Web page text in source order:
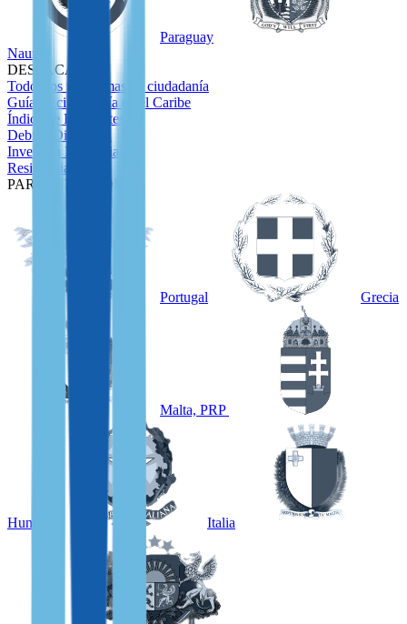
Paraguay
Nauru
DESTACADOS
Todos los programas de ciudadanía
Guía de ciudadanía en el Caribe
Índice de Pasaportes
Debida Diligencia
Inversión Inmobiliaria
Residencia
PARA INVERSORES
Portugal Grecia
Malta, PRP
Hungría Italia